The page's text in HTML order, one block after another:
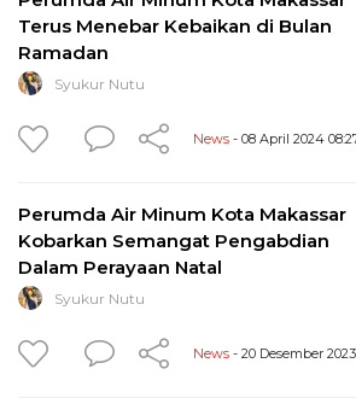
Terus Menebar Kebaikan di Bulan
Ramadan
Syukur Nutu
News - 08 April 2024
Perumda Air Minum Kota Makassar
Kobarkan Semangat Pengabdian
Dalam Perayaan Natal
Syukur Nutu
News - 20 Desember